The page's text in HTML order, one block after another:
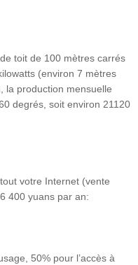
toit de 100 mètres carrés
(environ 7 mètres
la production mensuelle
degrés, soit environ 21120
votre Internet (vente
400 yuans par an:
50% pour l’accès à